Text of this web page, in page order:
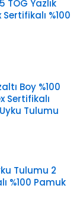
TOG Yazlık
%100
Boy %100
Sertifikalı
Tulumu
Tulumu 2
%100 Pamuk